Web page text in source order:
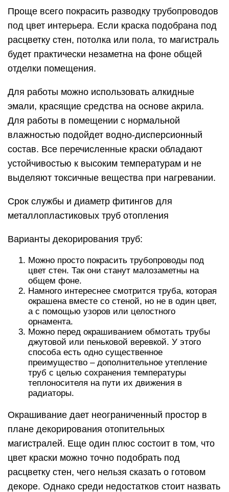
Проще всего покрасить разводку трубопроводов
под цвет интерьера. Если краска подобрана под
расцветку стен, потолка или пола, то магистраль
будет практически незаметна на фоне общей
отделки помещения.
Для работы можно использовать алкидные
эмали, красящие средства на основе акрила.
Для работы в помещении с нормальной
влажностью подойдет водно-дисперсионный
состав. Все перечисленные краски обладают
устойчивостью к высоким температурам и не
выделяют токсичные вещества при нагревании.
Срок службы и диаметр фитингов для
металлопластиковых труб отопления
Варианты декорирования труб:
Можно просто покрасить трубопроводы под
цвет стен. Так они станут малозаметны на
общем фоне.
Намного интереснее смотрится труба, которая
окрашена вместе со стеной, но не в один цвет,
а с помощью узоров или целостного
орнамента.
Можно перед окрашиванием обмотать трубы
джутовой или пеньковой веревкой. У этого
способа есть одно существенное
преимущество – дополнительное утепление
труб с целью сохранения температуры
теплоносителя на пути их движения в
радиаторы.
Окрашивание дает неограниченный простор в
плане декорирования отопительных
магистралей. Еще один плюс состоит в том, что
цвет краски можно точно подобрать под
расцветку стен, чего нельзя сказать о готовом
декоре. Однако среди недостатков стоит назвать